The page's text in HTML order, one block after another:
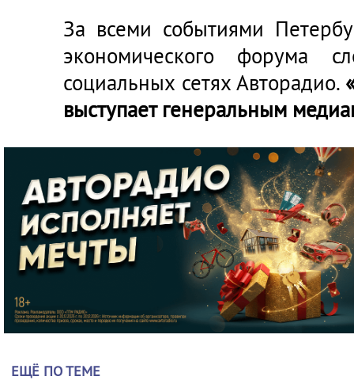
За всеми событиями
экономического форума
социальных сетях Авторадио.
выступает генеральным
ЕЩЁ ПО ТЕМЕ